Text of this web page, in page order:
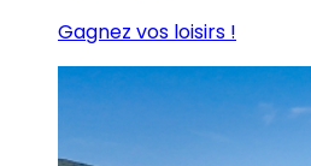
Gagnez vos loisirs !